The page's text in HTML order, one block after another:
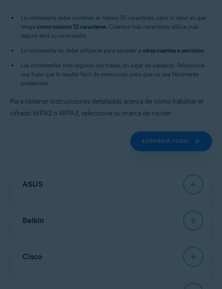
La contraseña debe contener al menos 10 caracteres, pero lo ideal es que
tenga como mínimo 12 caracteres. Cuantos más caracteres utilice, más
segura será su contraseña.
La contraseña no debe utilizarse para acceder a otras cuentas o servicios.
Las contraseñas más seguras son frases, en lugar de palabras. Seleccione
una frase que le resulte fácil de memorizar, pero que no sea fácilmente
predecible.
Para obtener instrucciones detalladas acerca de cómo habilitar el
cifrado WPA2 o WPA3, seleccione su marca de router:
EXPANDIR TODO
ASUS
Belkin
Cisco